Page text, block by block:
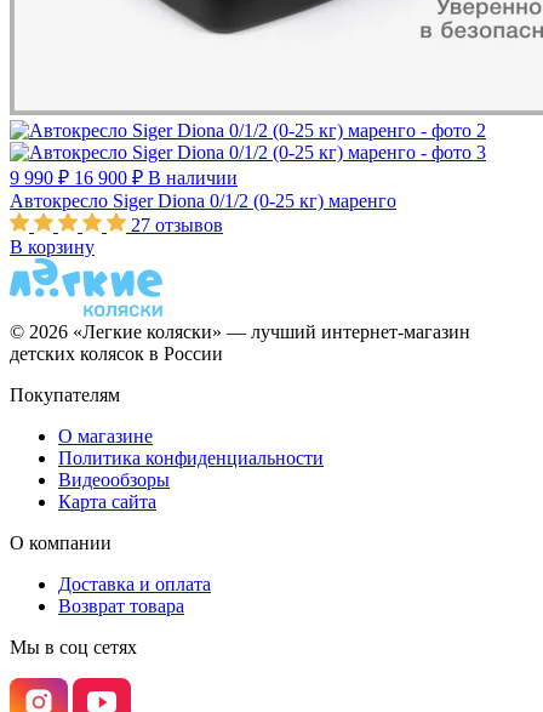
9 990 ₽ 16 900 ₽ В наличии
Автокресло Siger Diona 0/1/2 (0-25 кг) маренго
27 отзывов
В корзину
© 2026 «Легкие коляски» — лучший интернет-магазин
детских колясок в России
Покупателям
О магазине
Политика конфиденциальности
Видеообзоры
Карта сайта
О компании
Доставка и оплата
Возврат товара
Мы в соц сетях